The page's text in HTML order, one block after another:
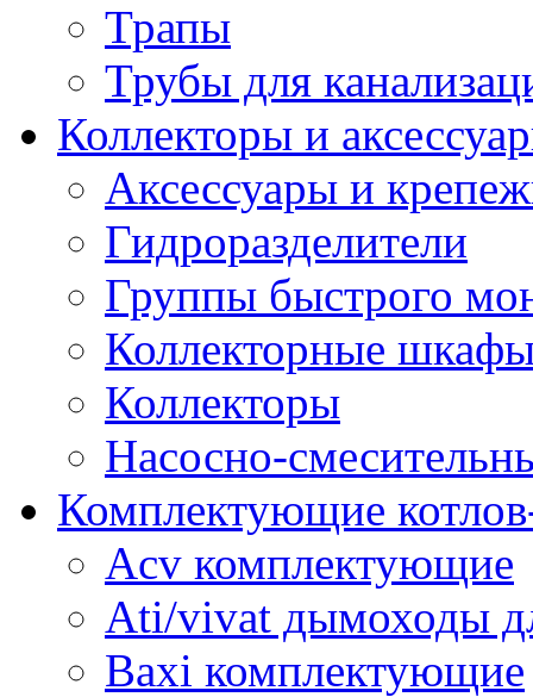
Трапы
Трубы для
Коллекторы и
Аксессуары и
Гидроразделители
Группы быстрого
Коллекторные
Коллекторы
Насосно-
Комплектующие
Acv комплектующие
Ati/vivat дымоходы
Baxi комплектующие